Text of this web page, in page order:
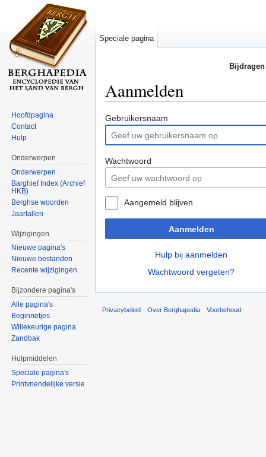
Aanmelden
Gebruikersnaam
Wachtwoord
Aangemeld blijven
Aanmelden
Hulp bij aanmelden
Wachtwoord vergeten?
Speciale pagina
Hoofdpagina
Contact
Hulp
Onderwerpen
Onderwerpen
Barghief Index (Archief
HKB)
Berghse woorden
Jaartallen
Wijzigingen
Nieuwe pagina's
Nieuwe bestanden
Recente wijzigingen
Bijzondere pagina's
Alle pagina's
Beginnetjes
Willekeurige pagina
Zandbak
Hulpmiddelen
Speciale pagina's
Printvriendelijke versie
Privacybeleid Over Berghapedia Voorbehoud